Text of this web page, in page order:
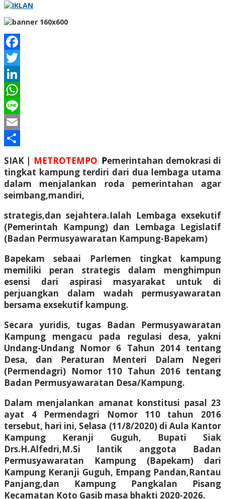
Facebook
Twitter
LinkedIn
WhatsApp
Line
Email
Share
SIAK | METROTEMPO Pemerintahan demokrasi di
tingkat kampung terdiri dari dua lembaga utama
dalam menjalankan roda pemerintahan agar
seimbang,mandiri,
strategis,dan sejahtera.Ialah Lembaga exsekutif
(Pemerintah Kampung) dan Lembaga Legislatif
(Badan Permusyawaratan Kampung-Bapekam)
Bapekam sebaai Parlemen tingkat kampung
memiliki peran strategis dalam menghimpun
esensi dari aspirasi masyarakat untuk di
perjuangkan dalam wadah permusyawaratan
bersama exsekutif kampung.
Secara yuridis, tugas Badan Permusyawaratan
Kampung mengacu pada regulasi desa, yakni
Undang-Undang Nomor 6 Tahun 2014 tentang
Desa, dan Peraturan Menteri Dalam Negeri
(Permendagri) Nomor 110 Tahun 2016 tentang
Badan Permusyawaratan Desa/Kampung.
Dalam menjalankan amanat konstitusi pasal 23
ayat 4 Permendagri Nomor 110 tahun 2016
tersebut, hari ini, Selasa (11/8/2020) di Aula Kantor
Kampung Keranji Guguh, Bupati Siak
Drs.H.Alfedri,M.Si lantik anggota Badan
Permusyawaratan Kampung (Bapekam) dari
Kampung Keranji Guguh, Empang Pandan,Rantau
Panjang,dan Kampung Pangkalan Pisang
Kecamatan Koto Gasib masa bhakti 2020-2026.